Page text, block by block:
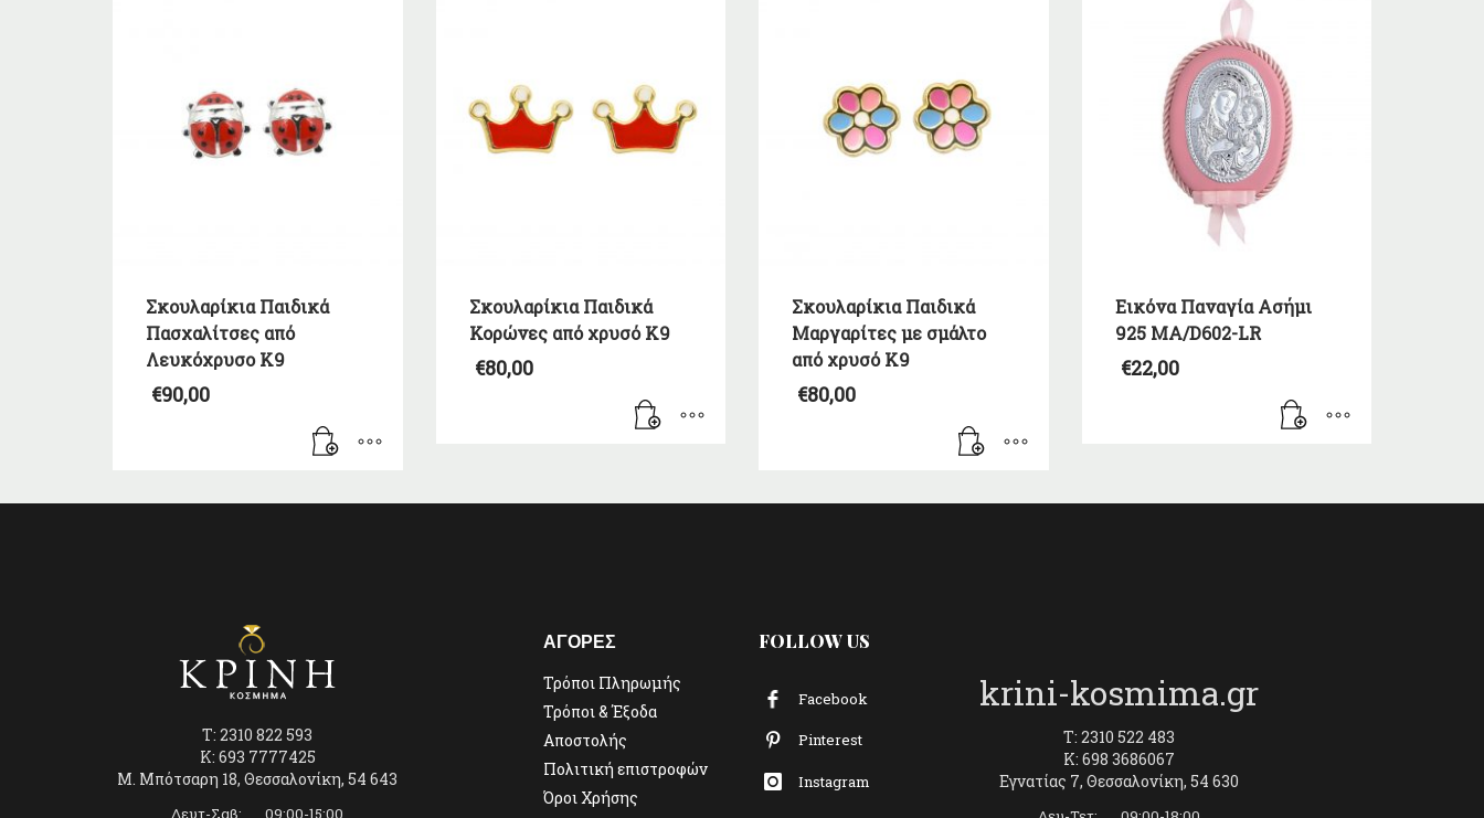
Σκουλαρίκια Παιδικά
Πασχαλίτσες από
Λευκόχρυσο Κ9
€90,00
Σκουλαρίκια Παιδικά
Κορώνες από χρυσό Κ9
€80,00
Σκουλαρίκια Παιδικά
Μαργαρίτες με σμάλτο
από χρυσό Κ9
€80,00
Εικόνα Παναγία Ασήμι
925 MA/D602-LR
€22,00
T: 2310 822 593
K: 693 7777425
Μ. Μπότσαρη 18, Θεσσαλονίκη, 54 643
Δευτ-Σαβ: 09:00-15:00
ΑΓΟΡΕΣ
Τρόποι Πληρωμής
Τρόποι & Έξοδα
Αποστολής
Πολιτική επιστροφών
Όροι Χρήσης
FOLLOW US
Facebook
Pinterest
Instagram
krini-kosmima.gr
T: 2310 522 483
K: 698 3686067
Εγνατίας 7, Θεσσαλονίκη, 54 630